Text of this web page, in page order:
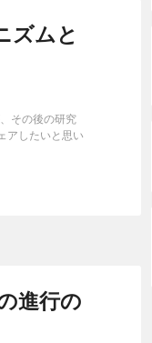
ズムと
その後の研究
アしたいと思い
進行の